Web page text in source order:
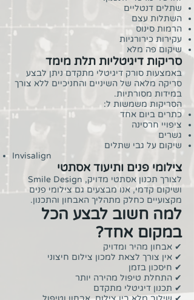
שתלים דנטליים
השתלות עצם
הרמות סינוס
עקירות כירורגיות
שיקום פה מלא
סריקות דיגיטליות תלת מימד
באמצעות סורק דיגיטלי מתקדם ניתן לבצע
סריקה מלאה של השיניים והחניכיים ללא צורך
במידות מסורתיות.
הסריקות משמשות ל:
כתרים ביום אחד
ציפויי חרסינה
גשרים
שיקום על גבי שתלים
Invisalign
צילומי פנים ותיעוד אסתטי
לצורך תכנון אסתטי מדויק, Smile Design
ושיקום קדמי, אנו מבצעים גם צילומי פנים
מקצועיים כחלק מתהליך האבחון והתכנון.
למה חשוב לבצע הכל
במקום אחד?
✔ אבחון מהיר ומדויק
✔ אין צורך לצאת למכון צילום חיצוני
✔ חיסכון בזמן
✔ התחלת טיפול מהירה יותר
✔ תכנון דיגיטלי מתקדם